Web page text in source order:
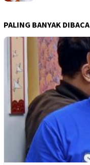
PALING BANYAK DIBACA